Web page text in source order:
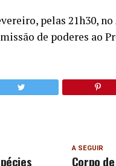
pelas 21h30,
de poderes ao
A SEGUIR
Corpo